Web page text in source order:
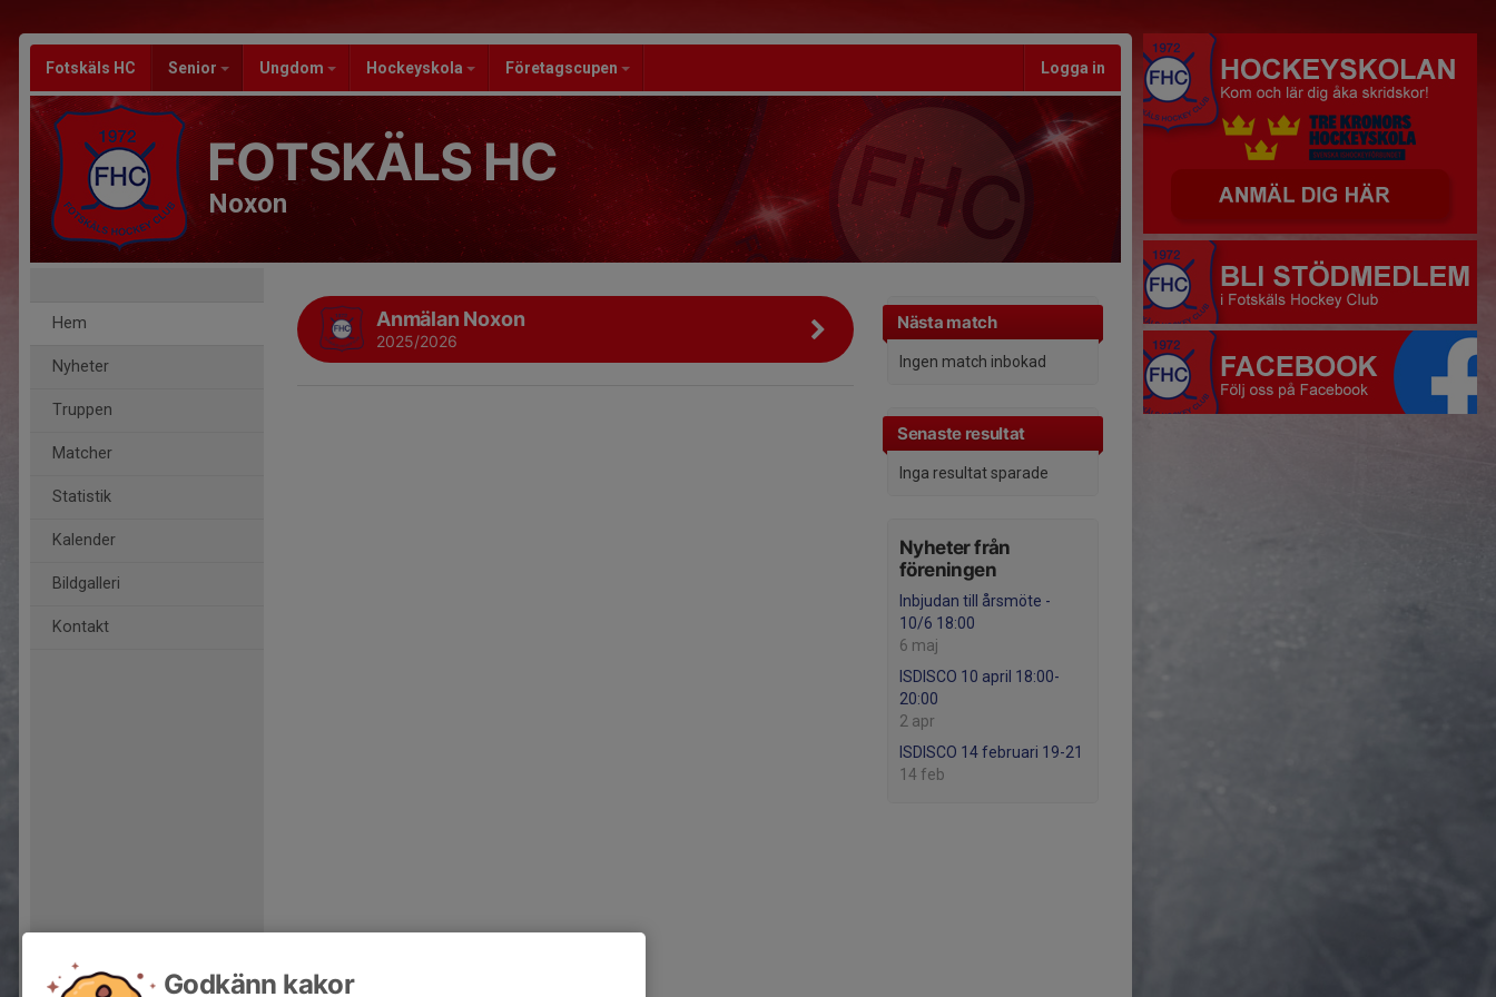
Fotskäls HC Senior Ungdom Hockeyskola Företagscupen Logga in
FOTSKÄLS HC
Noxon
Hem
Nyheter
Truppen
Matcher
Statistik
Kalender
Bildgalleri
Kontakt
Nästa match
Ingen match inbokad
Senaste resultat
Inga resultat sparade
Nyheter från
föreningen
Inbjudan till årsmöte -
10/6 18:00
6 maj
ISDISCO 10 april 18:00-
20:00
2 apr
ISDISCO 14 februari 19-21
14 feb
Anmälan Noxon
2025/2026
Godkänn kakor